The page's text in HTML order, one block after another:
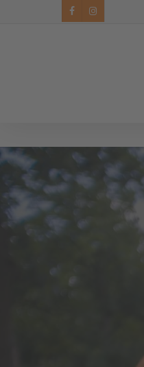
facebookinstagram